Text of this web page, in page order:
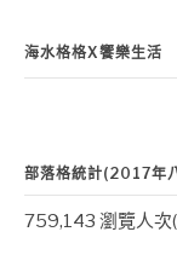
海水格格X饗樂生活
部落格統計(2017年
759,143 瀏覽人次